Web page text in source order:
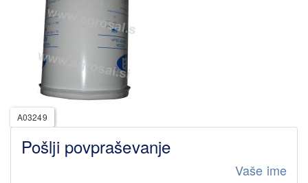
A03249
Pošlji povpraševanje
Vaše ime